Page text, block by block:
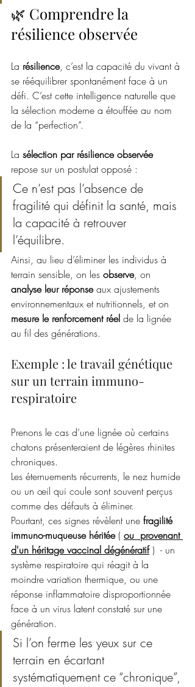
🌿 Comprendre la
résilience observée
La résilience, c’est la capacité du vivant à
se rééquilibrer spontanément face à un
défi. C’est cette intelligence naturelle que
la sélection moderne a étouffée au nom
de la “perfection”.
La sélection par résilience observée
repose sur un postulat opposé :
Ce n’est pas l’absence de
fragilité qui définit la santé, mais
la capacité à retrouver
l’équilibre.
Ainsi, au lieu d’éliminer les individus à
terrain sensible, on les observe, on
analyse leur réponse aux ajustements
environnementaux et nutritionnels, et on
mesure le renforcement réel de la lignée
au fil des générations.
Exemple : le travail génétique
sur un terrain immuno-
respiratoire
Prenons le cas d’une lignée où certains
chatons présenteraient de légères rhinites
chroniques.
Les éternuements récurrents, le nez humide
ou un œil qui coule sont souvent perçus
comme des défauts à éliminer.
Pourtant, ces signes révèlent une fragilité
immuno-muqueuse héritée ( ou  provenant
d'un héritage vaccinal dégénératif )  - un
système respiratoire qui réagit à la
moindre variation thermique, ou une
réponse inflammatoire disproportionnée
face à un virus latent constaté sur une
génération.
Si l’on ferme les yeux sur ce
terrain en écartant
systématiquement ce “chronique”,